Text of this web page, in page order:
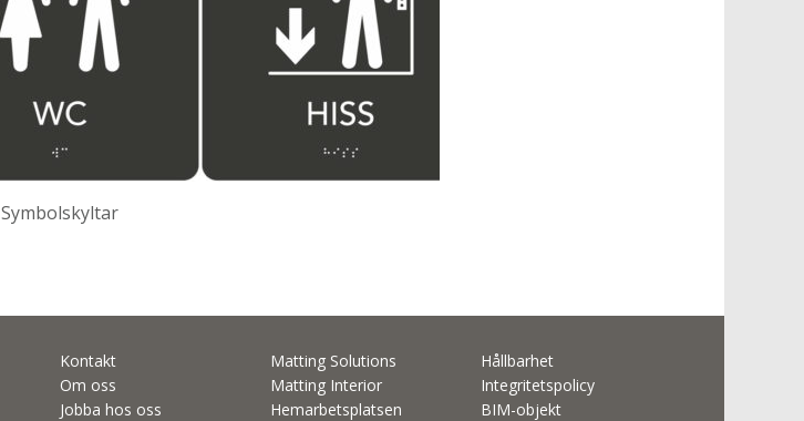
Symbolskyltar
Kontakt
Om oss
Jobba hos oss
Matting Solutions
Matting Interior
Hemarbetsplatsen
Hållbarhet
Integritetspolicy
BIM-objekt